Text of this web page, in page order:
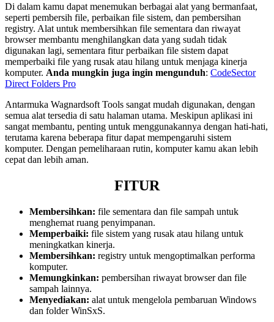
Di dalam kamu dapat menemukan berbagai alat yang bermanfaat,
seperti pembersih file, perbaikan file sistem, dan pembersihan
registry. Alat untuk membersihkan file sementara dan riwayat
browser membantu menghilangkan data yang sudah tidak
digunakan lagi, sementara fitur perbaikan file sistem dapat
memperbaiki file yang rusak atau hilang untuk menjaga kinerja
komputer. Anda mungkin juga ingin mengunduh: CodeSector
Direct Folders Pro
Antarmuka Wagnardsoft Tools sangat mudah digunakan, dengan
semua alat tersedia di satu halaman utama. Meskipun aplikasi ini
sangat membantu, penting untuk menggunakannya dengan hati-hati,
terutama karena beberapa fitur dapat mempengaruhi sistem
komputer. Dengan pemeliharaan rutin, komputer kamu akan lebih
cepat dan lebih aman.
FITUR
Membersihkan: file sementara dan file sampah untuk
menghemat ruang penyimpanan.
Memperbaiki: file sistem yang rusak atau hilang untuk
meningkatkan kinerja.
Membersihkan: registry untuk mengoptimalkan performa
komputer.
Memungkinkan: pembersihan riwayat browser dan file
sampah lainnya.
Menyediakan: alat untuk mengelola pembaruan Windows
dan folder WinSxS.